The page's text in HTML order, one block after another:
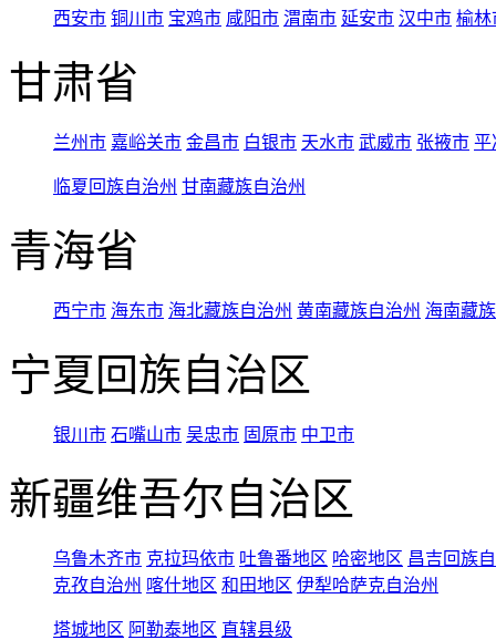
西安市 铜川市 宝鸡市 咸阳市 渭南市 延安市 汉中市 榆林
甘肃省
兰州市 嘉峪关市 金昌市 白银市 天水市 武威市 张掖市 平
临夏回族自治州 甘南藏族自治州
青海省
西宁市 海东市 海北藏族自治州 黄南藏族自治州 海南藏
宁夏回族自治区
银川市 石嘴山市 吴忠市 固原市 中卫市
新疆维吾尔自治区
乌鲁木齐市 克拉玛依市 吐鲁番地区 哈密地区 昌吉回族
克孜自治州 喀什地区 和田地区 伊犁哈萨克自治州
塔城地区 阿勒泰地区 直辖县级